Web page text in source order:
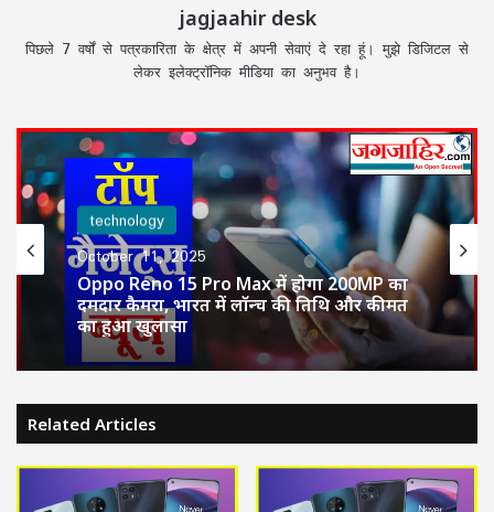
jagjaahir desk
पिछले 7 वर्षों से पत्रकारिता के क्षेत्र में अपनी सेवाएं दे रहा हूं। मुझे डिजिटल से
लेकर इलेक्ट्रॉनिक मीडिया का अनुभव है।
technology
October 11, 2025
Oppo Reno 15 Pro Max में होगा 200MP का
दमदार कैमरा, भारत में लॉन्च की तिथि और कीमत
का हुआ खुलासा
Related Articles